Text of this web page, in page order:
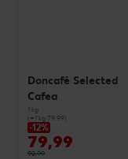
Doncafé Selected
Cafea
1 kg
(=1 kg 79.99)
-12%
79,99
90,99